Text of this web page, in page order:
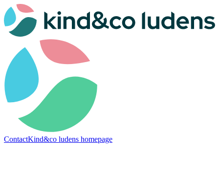
ContactKind&co ludens homepage